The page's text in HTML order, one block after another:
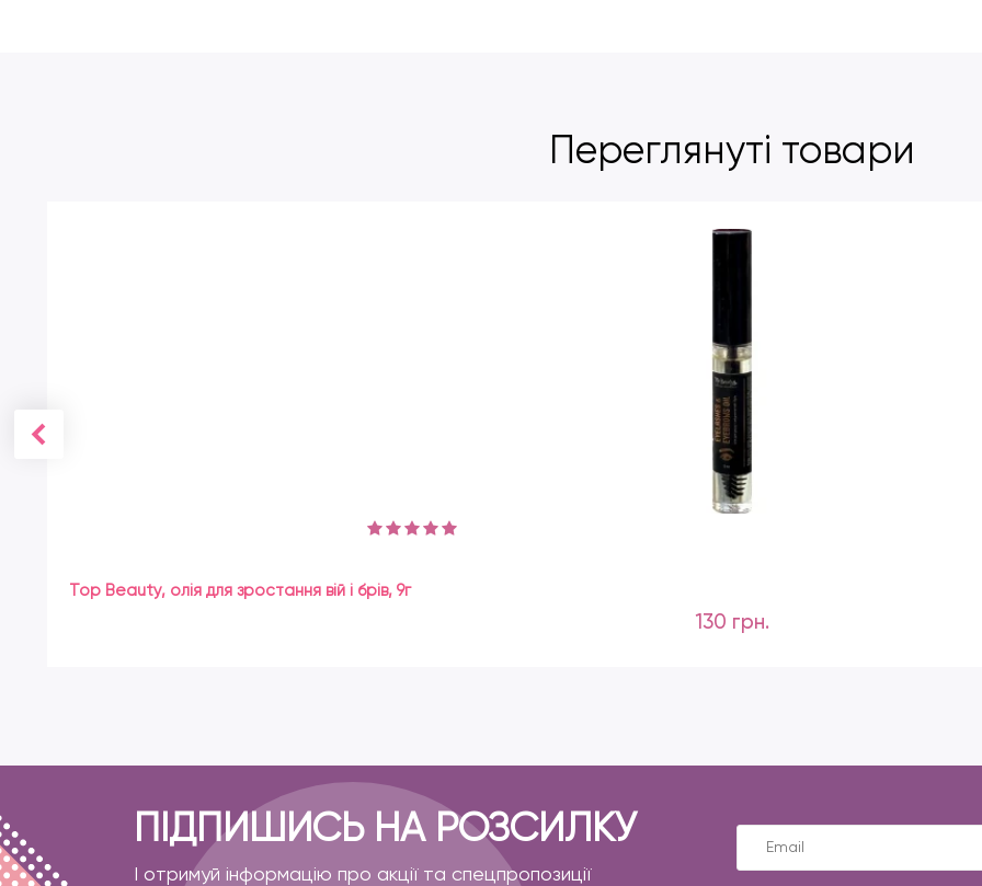
Переглянуті товари
Top Beauty, олія для зростання вій і брів, 9г
130 грн.
ПІДПИШИСЬ НА РОЗСИЛКУ
І отримуй інформацію про акції та спецпропозиції